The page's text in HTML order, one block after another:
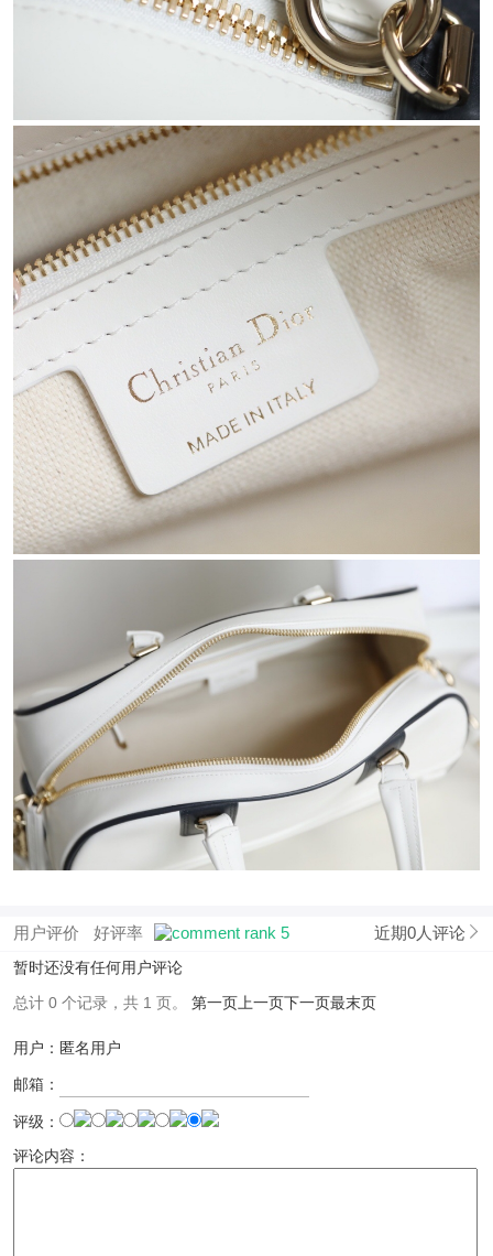
用户评价 好评率 近期0人评论
暂时还没有任何用户评论
总计 0 个记录，共 1 页。 第一页 上一页下一页最末页
用户：匿名用户
邮箱：
评级：
评论内容：